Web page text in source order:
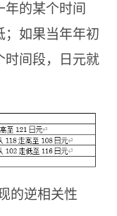
年的某个时间
如果当年年初
时间段，日元就
的逆相关性